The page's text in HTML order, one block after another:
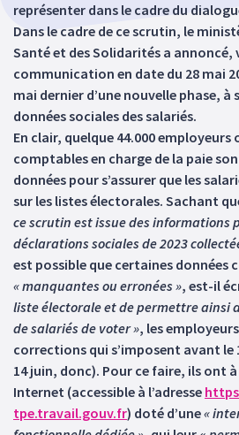
représenter dans le cadre du
Dans le cadre de ce scrutin, le
Santé et des Solidarités a annoncé,
communication en date du 28 mai
mai dernier d’une nouvelle phase,
données sociales des salariés.
En clair, quelque 44.000 employeurs
comptables en charge de la paie
données pour s’assurer que les
sur les listes électorales. Sachant
ce scrutin est issue des informations
déclarations sociales de 2023
est possible que certaines données
« manquantes ou erronées », est-il
liste électorale et de permettre ainsi
de salariés de voter », les
corrections qui s’imposent avant le
14 juin, donc). Pour ce faire, ils ont
Internet (accessible à l’adresse
tpe.travail.gouv.fr) doté d’une«